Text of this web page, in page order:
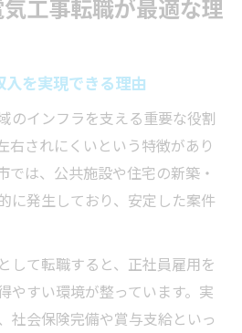
工事転職が最適な理
を実現できる理由
のインフラを支える重要な役割
右されにくいという特徴があり
では、公共施設や住宅の新築・
に発生しており、安定した案件
して転職すると、正社員雇用を
やすい環境が整っています。実
社会保険完備や賞与支給といっ